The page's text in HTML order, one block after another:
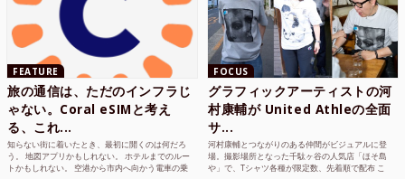
FEATURE
旅の通信は、ただのインフラじ
ゃない。Coral eSIMと考え
る、これ...
知らない街に着いたとき、最初に開くのは何だろ
う。 地図アプリかもしれない。 ホテルまでのルー
トかもしれない。 空港から市内へ向かう電車の乗
FOCUS
グラフィックアーティストの河
村康輔が United Athleの全面
サ...
河村康輔とつながりのある仲間がビジュアルに登
場。撮影場所となった千駄ヶ谷の人気店「ほそ島
や」で、Tシャツ各種が限定数、先着順で配布 こ